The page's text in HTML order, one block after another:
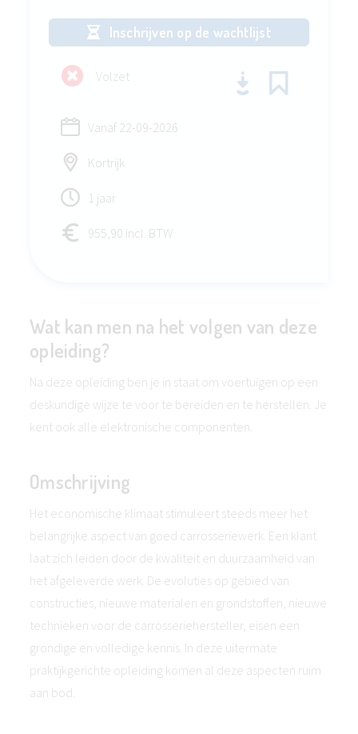
Inschrijven op de wachtlijst
Volzet
Vanaf 22-09-2026
Kortrijk
1 jaar
955,90 incl. BTW
Wat kan men na het volgen van deze
opleiding?
Na deze opleiding ben je in staat om voertuigen op een
deskundige wijze te voor te bereiden en te herstellen. Je
kent ook alle elektronische componenten.
Omschrijving
Het economische klimaat stimuleert steeds meer het
belangrijke aspect van goed carrosseriewerk. Een klant
laat zich leiden door de kwaliteit en duurzaamheid van
het afgeleverde werk. De evoluties op gebied van
constructies, nieuwe materialen en grondstoffen, nieuwe
technieken voor de carrosseriehersteller, eisen een
grondige en volledige kennis. In deze uitermate
praktijkgerichte opleiding komen al deze aspecten ruim
aan bod.